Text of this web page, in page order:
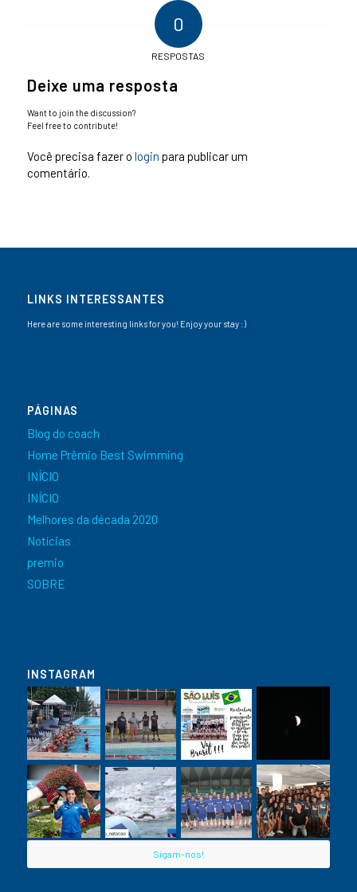
0
RESPOSTAS
Deixe uma resposta
Want to join the discussion?
Feel free to contribute!
Você precisa fazer o login para publicar um
comentário.
LINKS INTERESSANTES
Here are some interesting links for you! Enjoy your stay :)
PÁGINAS
Blog do coach
Home Prêmio Best Swimming
INÍCIO
INÍCIO
Melhores da década 2020
Notícias
premio
SOBRE
INSTAGRAM
Sigam-nos!